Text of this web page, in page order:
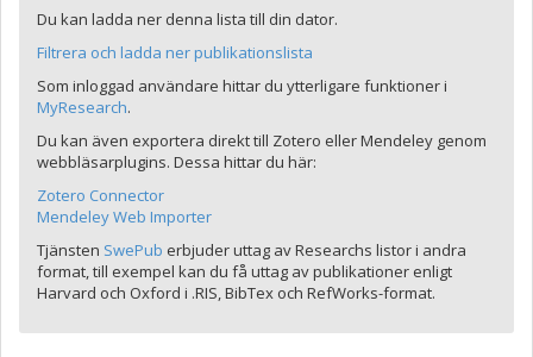
Du kan ladda ner denna lista till din dator.
Filtrera och ladda ner publikationslista
Som inloggad användare hittar du ytterligare funktioner i
MyResearch.
Du kan även exportera direkt till Zotero eller Mendeley genom
webbläsarplugins. Dessa hittar du här:
Zotero Connector
Mendeley Web Importer
Tjänsten SwePub erbjuder uttag av Researchs listor i andra
format, till exempel kan du få uttag av publikationer enligt
Harvard och Oxford i .RIS, BibTex och RefWorks-format.